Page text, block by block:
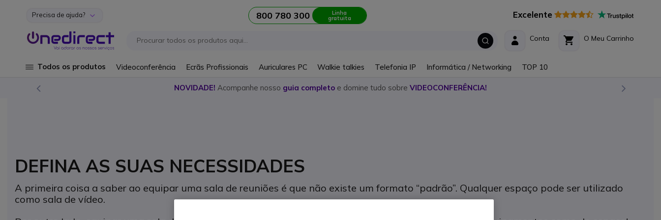
Ir para o Conteúdo
Precisa de ajuda? 800 780 300 Linha
gratuita Excelente
O Meu Carrinho
Conta
Todos os produtos Videoconferência Ecrãs Profissionais Auriculares PC Walkie talkies Telefonia IP Informática / Networking TOP 10
NOVIDADE! Acompanhe nosso guia completo e domine tudo sobre VIDEOCONFERÊNCIA!
DEFINA AS SUAS NECESSIDADES
A primeira coisa a saber ao equipar uma sala de reuniões é que não existe um formato “padrão”. Qualquer espaço pode ser utilizado
como sala de vídeo.